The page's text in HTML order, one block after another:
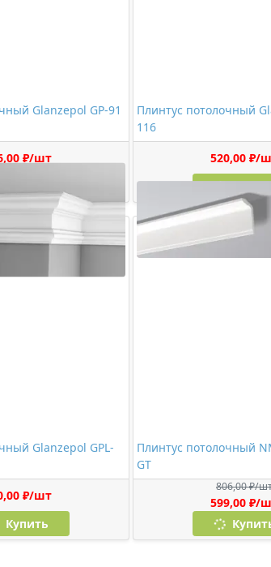
Glanzepol GP-91
₽/шт
Плинтус потолочный
116
520,00 ₽/
Glanzepol GPL-
₽/шт
Купить
Плинтус потолочный
GT
806,00 ₽/
599,00 ₽/